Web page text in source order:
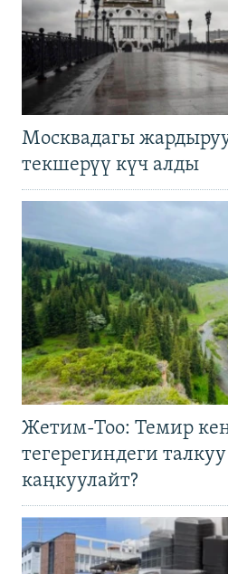
Москвадагы
текшерүү күч алды
Жетим-Тоо: Темир
тегерегиндеги
каңкуулайт?